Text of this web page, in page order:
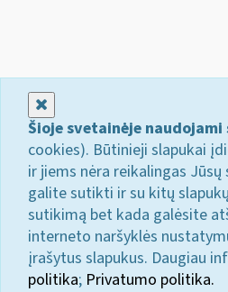
Šioje svetainėje
cookies). Būtinieji slapukai
ir jiems nėra reikalingas
galite sutikti ir su kitų
sutikimą bet kada galėsite
interneto naršyklės
įrašytus slapukus. Daugiau
politika; Privatumo politika.